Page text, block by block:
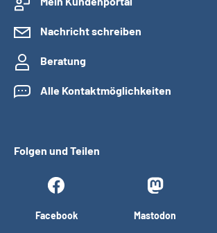
Nachricht schreiben
Beratung
Alle Kontaktmöglichkeiten
Folgen und Teilen
Facebook Mastodon